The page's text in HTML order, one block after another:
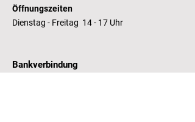
Öffnungszeiten
Dienstag - Freitag 14 - 17 Uhr
Bankverbindung